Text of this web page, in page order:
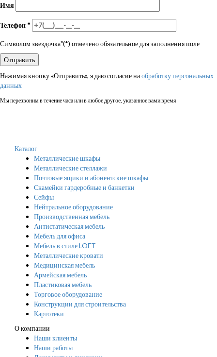
Имя
Телефон *
Символом звездочка"(*) отмечено обязательное для заполнения поле
Нажимая кнопку «Отправить», я даю согласие наобработку персональных
данных
Мы перезвоним в течение часа или в любое другое, указанное вами время
Каталог
Металлические шкафы
Металлические стеллажи
Почтовые ящики и абонентские шкафы
Скамейки гардеробные и банкетки
Сейфы
Нейтральное оборудование
Производственная мебель
Антистатическая мебель
Мебель для офиса
Мебель в стиле LOFT
Металлические кровати
Медицинская мебель
Армейская мебель
Пластиковая мебель
Торговое оборудование
Конструкции для строительства
Картотеки
О компании
Наши клиенты
Наши работы